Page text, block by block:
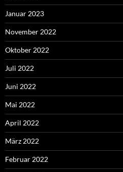
Januar 2023
November 2022
Oktober 2022
Juli 2022
Juni 2022
Mai 2022
April 2022
März 2022
Februar 2022